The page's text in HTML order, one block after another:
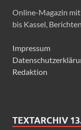
Online-Magazin
bis Kassel,
Impressum
Redaktion
TEXTARCHIV